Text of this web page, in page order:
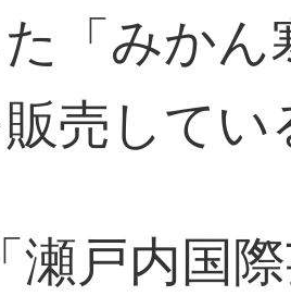
「みか
販売してい
戸内国